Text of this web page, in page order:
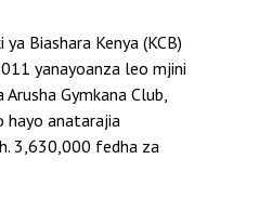
Biashara Kenya (KCB)
yanayoanza leo mjini
Gymkana Club,
hayo anatarajia
3,630,000 fedha za